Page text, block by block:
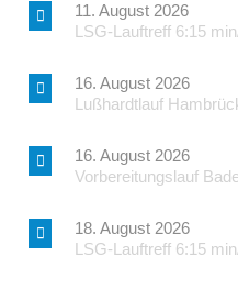
11. August 2026
LSG-Lauftreff 6:15
16. August 2026
Lußhardtlauf
16. August 2026
Vorbereitungslauf
18. August 2026
LSG-Lauftreff 6:15